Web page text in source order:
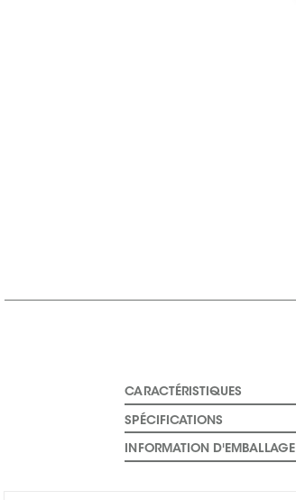
CARACTÉRISTIQUES
SPÉCIFICATIONS
INFORMATION D'EMBALLAGE